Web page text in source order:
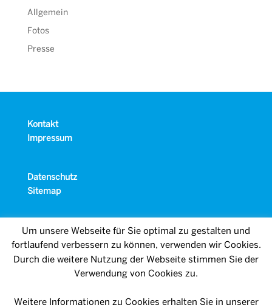
Allgemein
Fotos
Presse
Kontakt
Impressum
Datenschutz
Sitemap
Um unsere Webseite für Sie optimal zu gestalten und
fortlaufend verbessern zu können, verwenden wir Cookies.
Durch die weitere Nutzung der Webseite stimmen Sie der
Verwendung von Cookies zu.
Weitere Informationen zu Cookies erhalten Sie in unserer